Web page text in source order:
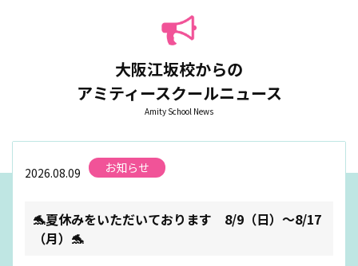
大阪江坂校からの
アミティースクールニュース
Amity School News
2026.08.09 お知らせ
🐬夏休みをいただいております 8/9（日）～8/17
（月）🐬